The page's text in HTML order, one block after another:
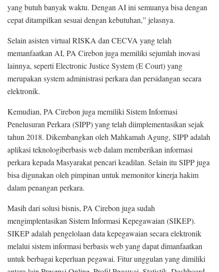
yang butuh banyak waktu. Dengan AI ini semuanya bisa dengan
cepat ditampilkan sesuai dengan kebutuhan,” jelasnya.
Selain asisten virtual RISKA dan CECVA yang telah
memanfaatkan AI, PA Cirebon juga memiliki sejumlah inovasi
lainnya, seperti Electronic Justice System (E Court) yang
merupakan system administrasi perkara dan persidangan secara
elektronik.
Kemudian, PA Cirebon juga memiliki Sistem Informasi
Penelusuran Perkara (SIPP) yang telah diimplementasikan sejak
tahun 2018. Dikembangkan oleh Mahkamah Agung, SIPP adalah
aplikasi teknologiberbasis web dalam memberikan informasi
perkara kepada Masyarakat pencari keadilan. Selain itu SIPP juga
bisa digunakan oleh pimpinan untuk memonitor kinerja hakim
dalam penangan perkara.
Masih dari solusi bisnis, PA Cirebon juga sudah
mengimplentasikan Sistem Informasi Kepegawaian (SIKEP).
SIKEP adalah pengelolaan data kepegawaian secara elektronik
melalui sistem informasi berbasis web yang dapat dimanfaatkan
untuk berbagai keperluan pegawai. Fitur unggulan yang dimiliki